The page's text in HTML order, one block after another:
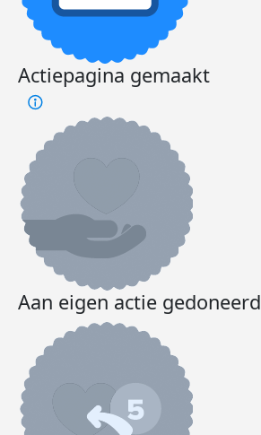
Actiepagina gemaakt
Aan eigen actie gedoneerd